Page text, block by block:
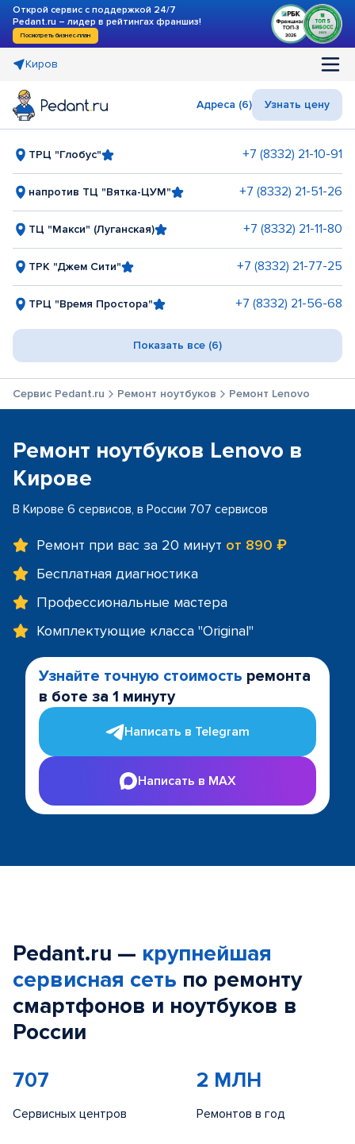
Открой сервис с поддержкой 24/7
Pedant.ru – лидер в рейтингах франшиз!
Посмотреть бизнес-план
Киров
Адреса (6) Узнать цену
ТРЦ "Глобус" +7 (8332) 21-10-91
напротив ТЦ "Вятка-ЦУМ" +7 (8332) 21-51-26
ТЦ "Макси" (Луганская) +7 (8332) 21-11-80
ТРК "Джем Сити" +7 (8332) 21-77-25
ТРЦ "Время Простора" +7 (8332) 21-56-68
Показать все (6)
Сервис Pedant.ru Ремонт ноутбуков Ремонт Lenovo
Ремонт ноутбуков Lenovo в
Кирове
В Кирове 6 сервисов, в России 707 сервисов
Ремонт при вас за 20 минут от 890 ₽
Бесплатная диагностика
Профессиональные мастера
Комплектующие класса "Original"
Узнайте точную стоимость ремонта
в боте за 1 минуту
Написать в Telegram
Написать в MAX
Pedant.ru — крупнейшая
сервисная сеть по ремонту
смартфонов и ноутбуков в
России
707
Сервисных центров
2 МЛН
Ремонтов в год